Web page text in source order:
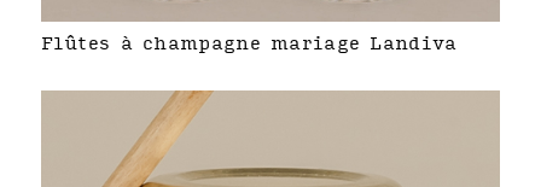
Flûtes à champagne mariage Landiva